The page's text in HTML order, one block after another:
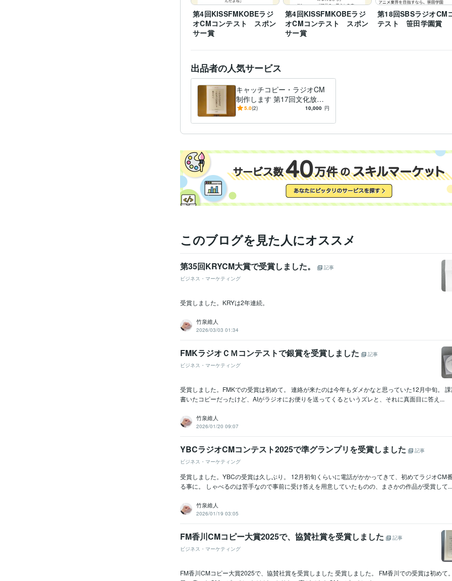
学歴 熊本大学 2006年3月 ~ 2010年2月
第4回KISSFMKOBEラジ
オCMコンテスト スポン
サー賞
第4回KISSFMKOBEラジ
オCMコンテスト スポン
サー賞
第18回SBSラジオCM
テスト 笹田学園賞
出品者の人気サービス
キャッチコピー・ラジオCM
制作します 第17回文化放送
ラジオCMコンテスト等受賞
5.0(2) 10,000 円
このブログを見た人にオススメ
第35回KRYCM大賞で受賞しました。
記事
ビジネス・マーケティング
受賞しました。KRYは2年連続。
竹泉維人
2026/03/03 01:34
FMKラジオＣＭコンテストで銀賞を受賞しました
記事
ビジネス・マーケティング
受賞しました。FMKでの受賞は初めて。 連絡が来たのは今年もダメかなと思っていた12月中旬。
書いたコピーだったけど、AIがラジオにお便りを送ってくるというズレと、それに真面目に答え...
竹泉維人
2026/01/20 09:07
YBCラジオCMコンテスト2025で準グランプリを受賞しました
記事
ビジネス・マーケティング
受賞しました。YBCの受賞は久しぶり。 12月初旬くらいに電話がかかってきて、初めてラジオCM
る事に。 しゃべるのは苦手なので事前に受け答えを用意していたものの、まさかの作品が受賞して...
竹泉維人
2026/01/19 03:05
FM香川CMコピー大賞2025で、協賛社賞を受賞しました
記事
ビジネス・マーケティング
FM香川CMコピー大賞2025で、協賛社賞を受賞しました 受賞しました。 FM香川での受賞は初めて